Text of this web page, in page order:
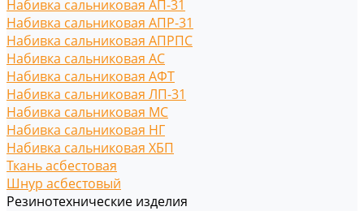
Набивка сальниковая АП-31
Набивка сальниковая АПР-31
Набивка сальниковая АПРПС
Набивка сальниковая АС
Набивка сальниковая АФТ
Набивка сальниковая ЛП-31
Набивка сальниковая МС
Набивка сальниковая НГ
Набивка сальниковая ХБП
Ткань асбестовая
Шнур асбестовый
Резинотехнические изделия